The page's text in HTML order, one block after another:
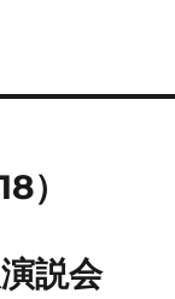
）
説会